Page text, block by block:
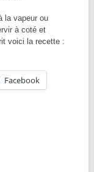
la vapeur ou
à coté et
voici la recette :
Facebook